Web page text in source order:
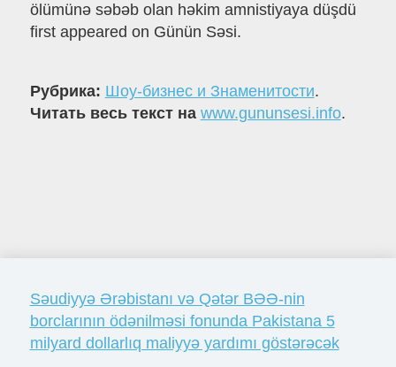
ölümünə səbəb olan həkim amnistiyaya düşdü
first appeared on Günün Səsi.
Рубрика: Шоу-бизнес и Знаменитости.
Читать весь текст на www.gununsesi.info.
Səudiyyə Ərəbistanı və Qətər BƏƏ-nin
borclarının ödənilməsi fonunda Pakistana 5
milyard dollarlıq maliyyə yardımı göstərəcək